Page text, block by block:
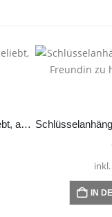
Schlüsselanhänger Als Papa geliebt, als Opa vergöttert
IN